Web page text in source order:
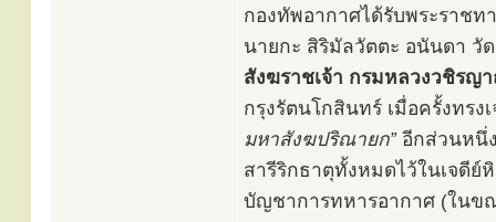
กองทัพอากาศได้รับพระราชท
นายกะ สิริมัลวัตตะ อนันดา วั
สังฆราชเจ้า กรมหลวงวชิรญ
กรุงรัตนโกสินทร์ เมื่อครั้งทร
มหาสังฆปริณายก”อีกส่วนหนึ่ง
สารีริกธาตุทั้งหมดไว้ในเจดีย์
บัญชาการทหารอากาศ (ในข